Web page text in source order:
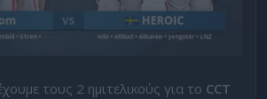
τους 2 ημιτελικούς για το CCT